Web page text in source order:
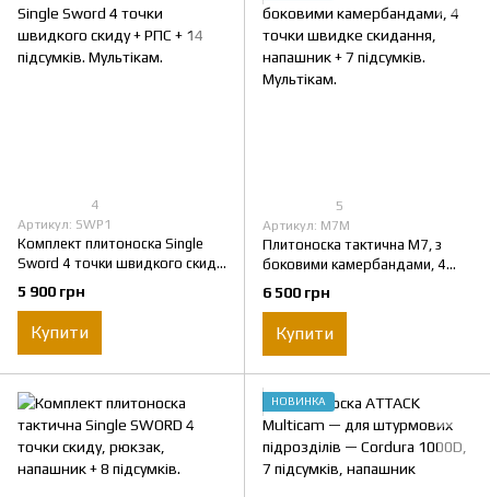
4
Артикул: SWP1
Комплект плитоноска Single
Sword 4 точки швидкого скиду
+ РПС + 14 підсумків.
Мультікам.
5 900 грн
Купити
5
Артикул: M7M
Плитоноска тактична M7, з
боковими камербандами, 4
точки швидке скидання,
напашник + 7 підсумків.
Мультікам.
6 500 грн
Купити
НОВИНКА